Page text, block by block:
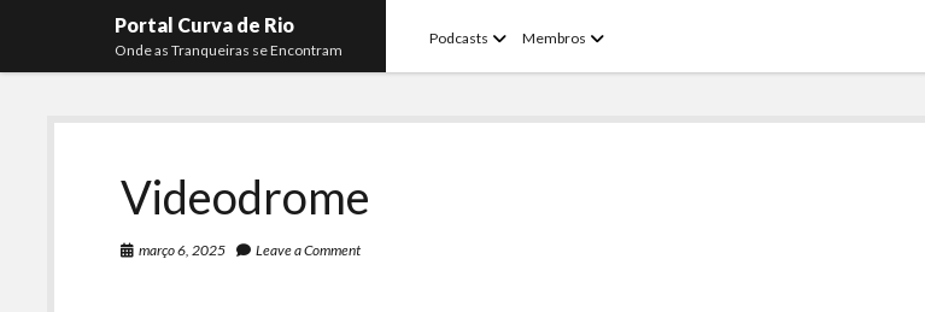
Portal Curva de Rio
Onde as Tranqueiras se Encontram
Podcasts openMembros open
Videodrome
março 6, 2025 Leave a Comment